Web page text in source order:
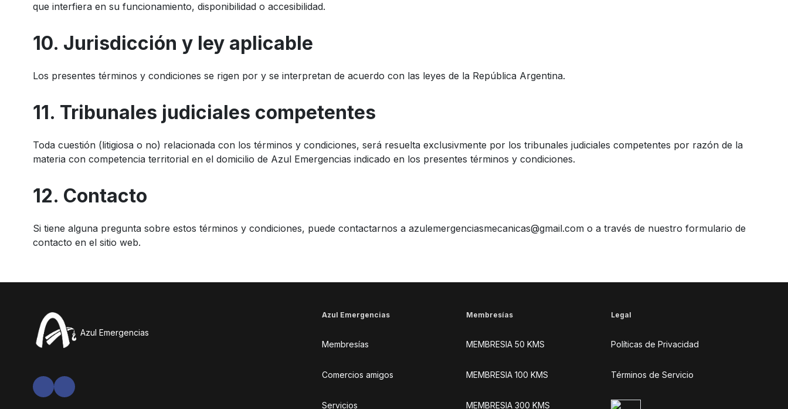
que interfiera en su funcionamiento, disponibilidad o accesibilidad.
10. Jurisdicción y ley aplicable
Los presentes términos y condiciones se rigen por y se interpretan de acuerdo con las leyes de la República Argentina.
11. Tribunales judiciales competentes
Toda cuestión (litigiosa o no) relacionada con los términos y condiciones, será resuelta exclusivmente por los tribunales judiciales competentes por razón de la
materia con competencia territorial en el domicilio de Azul Emergencias indicado en los presentes términos y condiciones.
12. Contacto
Si tiene alguna pregunta sobre estos términos y condiciones, puede contactarnos a azulemergenciasmecanicas@gmail.com o a través de nuestro formulario de
contacto en el sitio web.
Azul Emergencias
Azul Emergencias
Membresías
Comercios amigos
Servicios
Membresías
MEMBRESIA 50 KMS
MEMBRESIA 100 KMS
MEMBRESIA 300 KMS
Legal
Políticas de Privacidad
Términos de Servicio